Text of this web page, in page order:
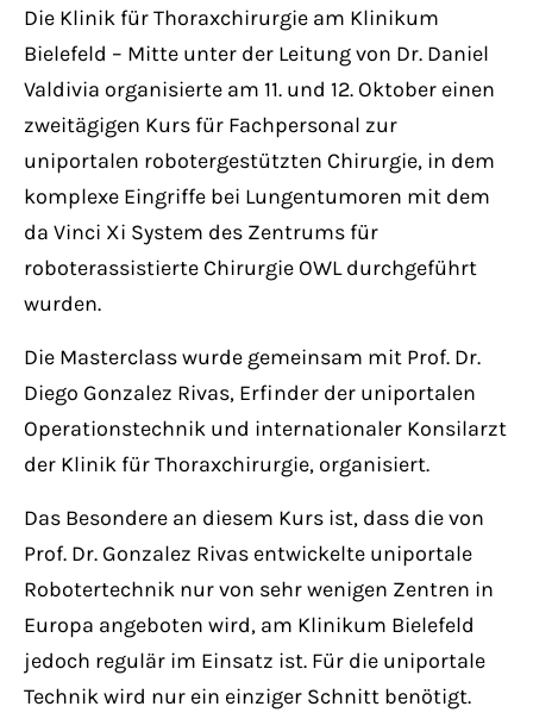
Have any questions?
+44 1234 567 890
Drop us a line
info@yourdomain.com
About us
Lorem ipsum dolor sit amet, consectetuer
adipiscing elit.
Aenean commodo ligula eget dolor. Aenean
massa. Cum sociis natoque penatibus et
magnis dis parturient montes, nascetur
ridiculus mus. Donec quam felis, ultricies
nec.
Die Klinik für Thoraxchirurgie am Klinikum
Bielefeld – Mitte unter der Leitung von Dr. Daniel
Valdivia organisierte am 11. und 12. Oktober einen
zweitägigen Kurs für Fachpersonal zur
uniportalen robotergestützten Chirurgie, in dem
komplexe Eingriffe bei Lungentumoren mit dem
da Vinci Xi System des Zentrums für
roboterassistierte Chirurgie OWL durchgeführt
wurden.
Die Masterclass wurde gemeinsam mit Prof. Dr.
Diego Gonzalez Rivas, Erfinder der uniportalen
Operationstechnik und internationaler Konsilarzt
der Klinik für Thoraxchirurgie, organisiert.
Das Besondere an diesem Kurs ist, dass die von
Prof. Dr. Gonzalez Rivas entwickelte uniportale
Robotertechnik nur von sehr wenigen Zentren in
Europa angeboten wird, am Klinikum Bielefeld
jedoch regulär im Einsatz ist. Für die uniportale
Technik wird nur ein einziger Schnitt benötigt.